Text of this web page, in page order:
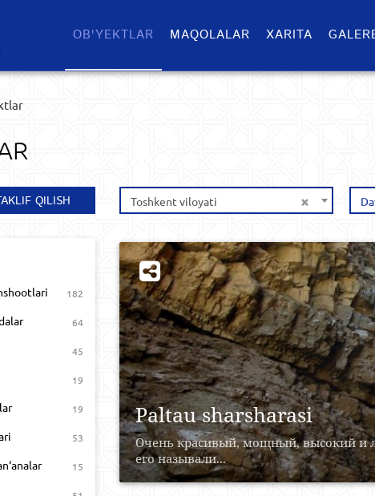
OB'YEKTLAR​ MAQOLALAR XARITA
QILISH
182
64
45
19
19
53
15
×
Toshkent viloyati
Paltau sharsharasi
Очень красивый, мощный, высокий и
его называли...